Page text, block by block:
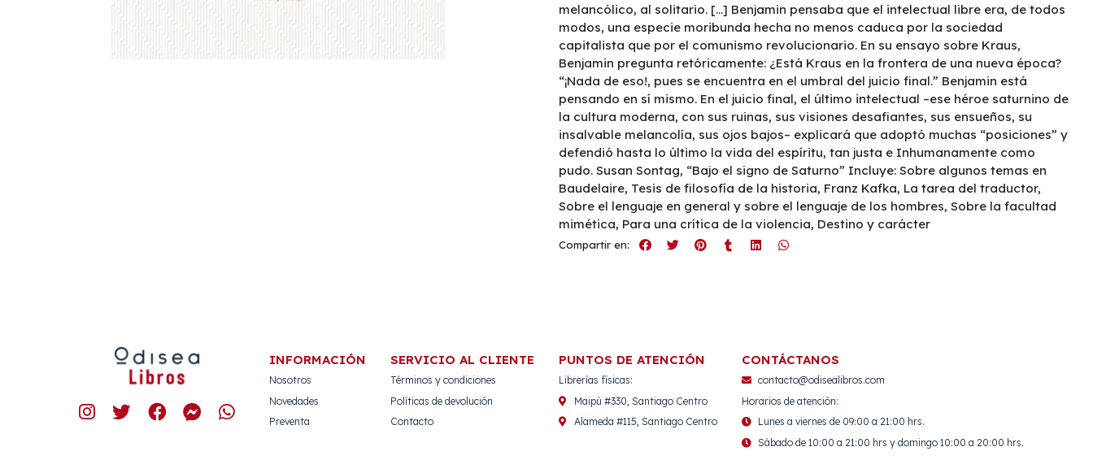
melancólico, al solitario. […] Benjamin pensaba que el intelectual libre era, de todos
modos, una especie moribunda hecha no menos caduca por la sociedad
capitalista que por el comunismo revolucionario. En su ensayo sobre Kraus,
Benjamin pregunta retóricamente: ¿Está Kraus en la frontera de una nueva época?
“¡Nada de eso!, pues se encuentra en el umbral del juicio final.” Benjamin está
pensando en sí mismo. En el juicio final, el último intelectual –ese héroe saturnino de
la cultura moderna, con sus ruinas, sus visiones desafiantes, sus ensueños, su
insalvable melancolía, sus ojos bajos– explicará que adoptó muchas “posiciones” y
defendió hasta lo último la vida del espíritu, tan justa e Inhumanamente como
pudo. Susan Sontag, “Bajo el signo de Saturno” Incluye: Sobre algunos temas en
Baudelaire, Tesis de filosofía de la historia, Franz Kafka, La tarea del traductor,
Sobre el lenguaje en general y sobre el lenguaje de los hombres, Sobre la facultad
mimética, Para una crítica de la violencia, Destino y carácter
Compartir en:
INFORMACIÓN
Nosotros
Novedades
Preventa
SERVICIO AL CLIENTE
Términos y condiciones
Políticas de devolución
Contacto
PUNTOS DE ATENCIÓN
Librerías físicas:
Maipú #330, Santiago Centro
Alameda #115, Santiago Centro
CONTÁCTANOS
contacto@odisealibros.com
Horarios de atención:
Lunes a viernes de 09:00 a 21:00 hrs.
Sábado de 10:00 a 21:00 hrs y domingo 10:00 a 20:00 hrs.